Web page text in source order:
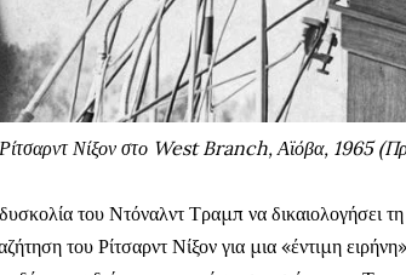
Νίξον στο West Branch, Αϊόβα, 1965
του Ντόναλντ Τραμπ να δικαιολογήσει
του Ρίτσαρντ Νίξον για μια «έντιμη